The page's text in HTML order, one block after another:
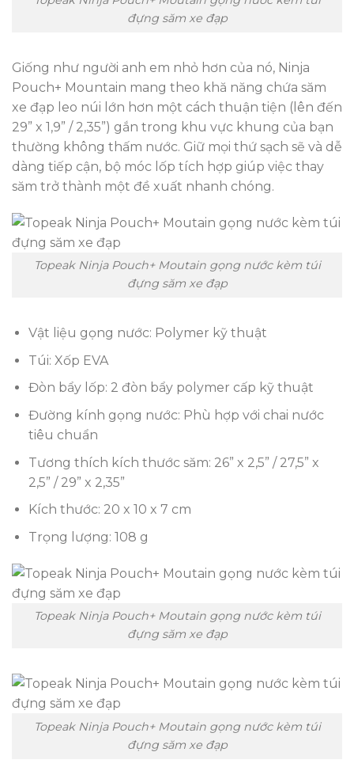
đựng săm xe đạp
Giống như người anh em nhỏ hơn của nó, Ninja
Pouch+ Mountain mang theo khă năng chứa săm
xe đạp leo núi lớn hơn một cách thuận tiện (lên đến
29” x 1,9” / 2,35”) gắn trong khu vực khung của bạn
thường không thấm nước. Giữ mọi thứ sạch sẽ và dễ
dàng tiếp cận, bộ móc lốp tích hợp giúp việc thay
săm trở thành một đề xuất nhanh chóng.
Topeak Ninja Pouch+ Moutain gọng nước kèm túi
đựng săm xe đạp
Vật liệu gọng nước: Polymer kỹ thuật
Túi: Xốp EVA
Đòn bẩy lốp: 2 đòn bẩy polymer cấp kỹ thuật
Đường kính gọng nước: Phù hợp với chai nước
tiêu chuẩn
Tương thích kích thước săm: 26” x 2,5” / 27,5” x
2,5” / 29” x 2,35”
Kích thước: 20 x 10 x 7 cm
Trọng lượng: 108 g
Topeak Ninja Pouch+ Moutain gọng nước kèm túi
đựng săm xe đạp
Topeak Ninja Pouch+ Moutain gọng nước kèm túi
đựng săm xe đạp